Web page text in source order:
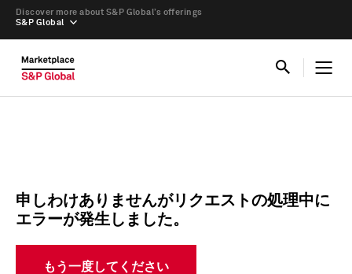
S&P Global
Discover more about S&P Global’s offerings
申しわけありませんがリクエストの処理中に
エラーが発生しました。
もう一度してください